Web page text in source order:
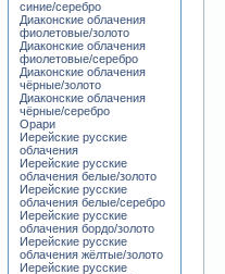
синие/серебро
Диаконские облачения
фиолетовые/золото
Диаконские облачения
фиолетовые/серебро
Диаконские облачения
чёрные/золото
Диаконские облачения
чёрные/серебро
Орари
Иерейские русские
облачения
Иерейские русские
облачения белые/золото
Иерейские русские
облачения белые/серебро
Иерейские русские
облачения бордо/золото
Иерейские русские
облачения жёлтые/золото
Иерейские русские